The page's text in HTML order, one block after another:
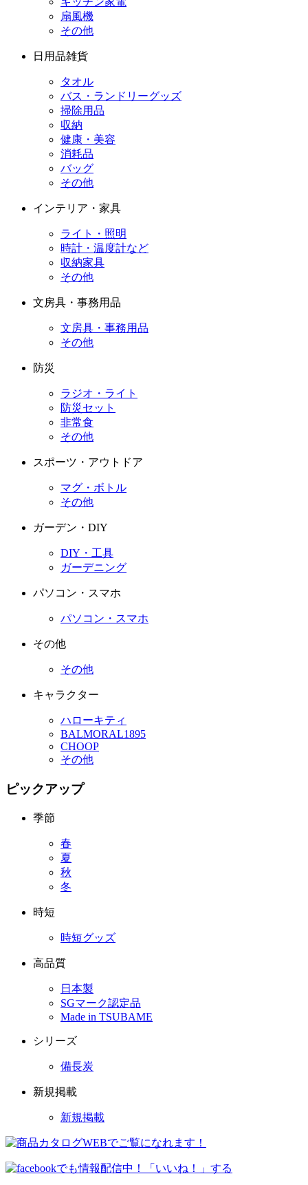
扇風機
その他
日用品雑貨
タオル
バス・ランドリーグッズ
掃除用品
収納
健康・美容
消耗品
バッグ
その他
インテリア・家具
ライト・照明
時計・温度計など
収納家具
その他
文房具・事務用品
文房具・事務用品
その他
防災
ラジオ・ライト
防災セット
非常食
その他
スポーツ・アウトドア
マグ・ボトル
その他
ガーデン・DIY
DIY・工具
ガーデニング
パソコン・スマホ
パソコン・スマホ
その他
その他
キャラクター
ハローキティ
BALMORAL1895
CHOOP
その他
ピックアップ
季節
春
夏
秋
冬
時短
時短グッズ
高品質
日本製
SGマーク認定品
Made in TSUBAME
シリーズ
備長炭
新規掲載
新規掲載